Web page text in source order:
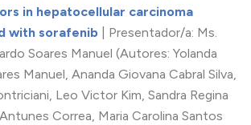
in hepatocellular carcinoma
with sorafenib | Presentador/a: Ms.
Soares Manuel (Autores: Yolanda
Manuel, Ananda Giovana Cabral Silva,
Leo Victor Kim, Sandra Regina
Correa, Maria Carolina Santos